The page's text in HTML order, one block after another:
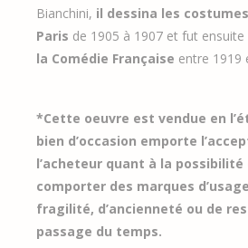
Bianchini, il dessina les
Paris de 1905 à 1907 et fut ensuite
la Comédie Française entre 1919
*Cette oeuvre est vendue en
bien d’occasion emporte
l’acheteur quant à la possibilité
comporter des marques
fragilité, d’ancienneté ou de
passage du temps.